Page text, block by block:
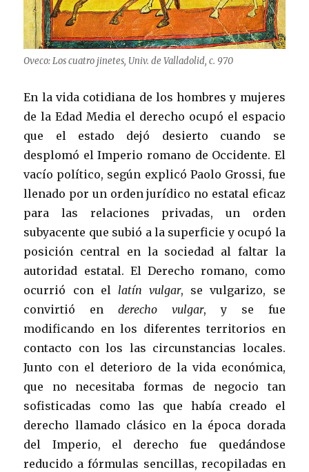
Oveco: Los cuatro jinetes, Univ. de Valladolid, c. 970
En la vida cotidiana de los hombres y mujeres
de la Edad Media el derecho ocupó el espacio
que el estado dejó desierto cuando se
desplomó el Imperio romano de Occidente. El
vacío político, según explicó Paolo Grossi, fue
llenado por un orden jurídico no estatal eficaz
para las relaciones privadas, un orden
subyacente que subió a la superficie y ocupó la
posición central en la sociedad al faltar la
autoridad estatal. El Derecho romano, como
ocurrió con ellatín vulgar, se vulgarizo, se
convirtió enderecho vulgar, y se fue
modificando en los diferentes territorios en
contacto con los las circunstancias locales.
Junto con el deterioro de la vida económica,
que no necesitaba formas de negocio tan
sofisticadas como las que había creado el
derecho llamado clásico en la época dorada
del Imperio, el derecho fue quedándose
reducido a fórmulas sencillas, recopiladas en